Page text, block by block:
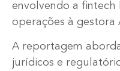
envolvendo a fintech
operações à gestora
A reportagem
jurídicos e